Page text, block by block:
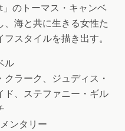
のトーマス・キャンベ
海と共に生きる女性た
スタイルを描き出す。
ル
ラーク、ジュディス・
ド、ステファニー・ギル
ンタリー